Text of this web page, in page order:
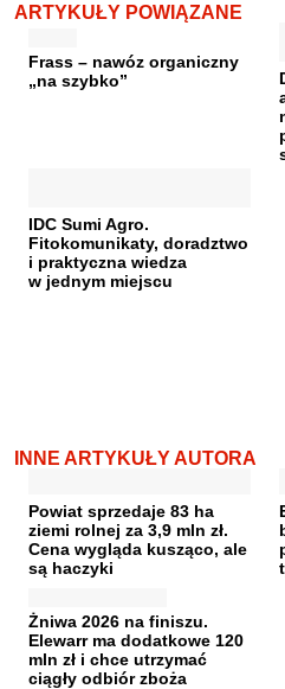
ARTYKUŁY POWIĄZANE
Frass – nawóz organiczny
„na szybko”
IDC Sumi Agro.
Fitokomunikaty, doradztwo
i praktyczna wiedza
w jednym miejscu
INNE ARTYKUŁY AUTORA
Powiat sprzedaje 83 ha
ziemi rolnej za 3,9 mln zł.
Cena wygląda kusząco, ale
są haczyki
Żniwa 2026 na finiszu.
Elewarr ma dodatkowe 120
mln zł i chce utrzymać
ciągły odbiór zboża